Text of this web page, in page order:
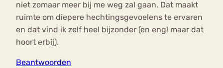
niet zomaar meer bij me weg zal gaan. Dat maakt
ruimte om diepere hechtingsgevoelens te ervaren
en dat vind ik zelf heel bijzonder (en eng! maar dat
hoort erbij).
Beantwoorden